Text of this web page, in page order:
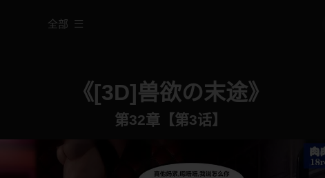
全部
《[3D]兽欲の末途》
第32章【第3话】